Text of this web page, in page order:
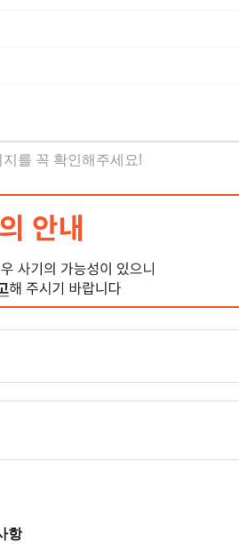
를 꼭 확인해주세요!
항